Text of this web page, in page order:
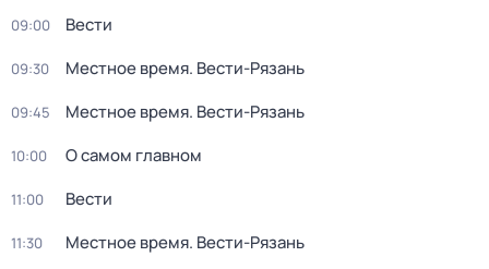
09:00 Вести
09:30 Местное время. Вести-Рязань
09:45 Местное время. Вести-Рязань
10:00 О самом главном
11:00 Вести
11:30 Местное время. Вести-Рязань